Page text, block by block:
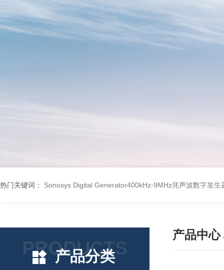
热门关键词： Sonosys Digital Generator400kHz-9MHz兆声波数字发生
PRODUCTS
产品分类
产品中心